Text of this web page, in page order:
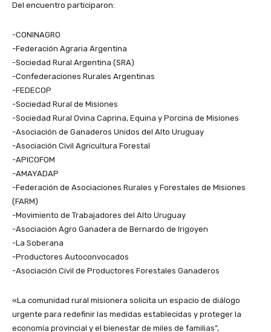
Del encuentro participaron:
-CONINAGRO
-Federación Agraria Argentina
-Sociedad Rural Argentina (SRA)
-Confederaciones Rurales Argentinas
-FEDECOP
-Sociedad Rural de Misiones
-Sociedad Rural Ovina Caprina, Equina y Porcina de Misiones
-Asociación de Ganaderos Unidos del Alto Uruguay
-Asociación Civil Agricultura Forestal
-APICOFOM
-AMAYADAP
-Federación de Asociaciones Rurales y Forestales de Misiones
(FARM)
-Movimiento de Trabajadores del Alto Uruguay
-Asociación Agro Ganadera de Bernardo de Irigoyen
-La Soberana
-Productores Autoconvocados
-Asociación Civil de Productores Forestales Ganaderos
«La comunidad rural misionera solicita un espacio de diálogo
urgente para redefinir las medidas establecidas y proteger la
economía provincial y el bienestar de miles de familias”,